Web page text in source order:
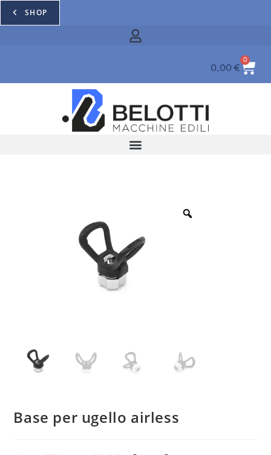
SHOP
0,00€
0
Base per ugello airless